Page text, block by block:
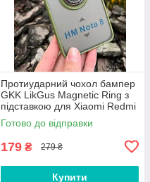
Протиударний чохол бампер
GKK LikGus Magnetic Ring з
підставкою для Xiaomi Redmi
Note 8 Olive
Готово до відправки
179 ₴ 279 ₴
Купити